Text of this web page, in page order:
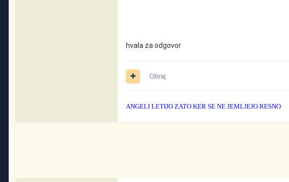
hvala za odgovor
Citiraj
ANGELI LETIJO ZATO KER SE NE JEMLJEJO RESNO